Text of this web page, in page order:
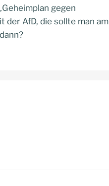
gegen
der AfD, die sollte man am